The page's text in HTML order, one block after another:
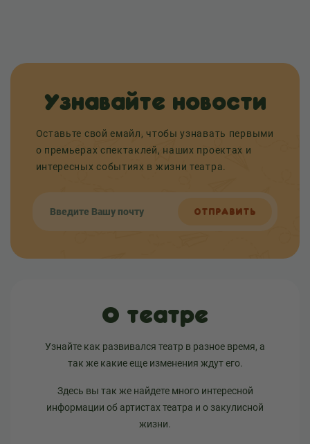
Узнавайте новости
Оставьте свой емайл, чтобы узнавать первыми
о премьерах спектаклей, наших проектах и
интересных событиях в жизни театра.
ОТПРАВИТЬ
О театре
Узнайте как развивался театр в разное время, а
так же какие еще изменения ждут его.
Здесь вы так же найдете много интересной
информации об артистах театра и о закулисной
жизни.